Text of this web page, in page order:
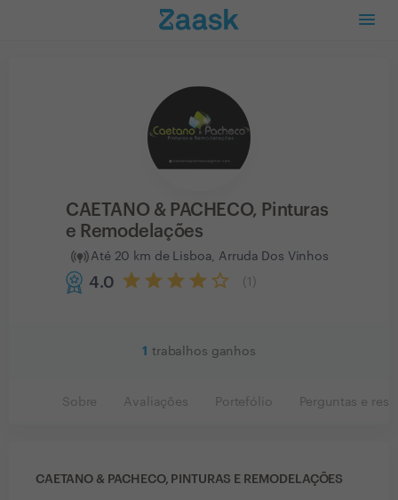
CAETANO & PACHECO, Pinturas
e Remodelações
Até 20 km de Lisboa, Arruda Dos Vinhos
4.0 1
1 trabalhos ganhos
Sobre Avaliações Portefólio Perguntas e
CAETANO & PACHECO, PINTURAS E REMODELAÇÕES